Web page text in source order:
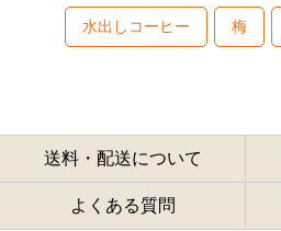
水出しコーヒー 梅
送料・配送について
よくある質問